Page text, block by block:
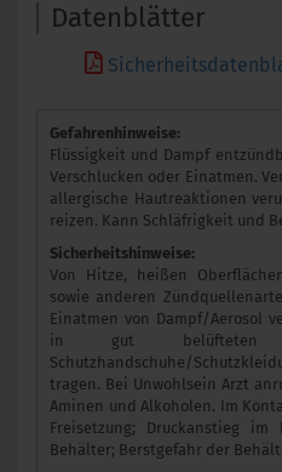
Datenblätter
Gefahrenhinweise:
Flüssigkeit und Dampf
Verschlucken oder Einatmen.
allergische Hautreaktionen
reizen. Kann Schläfrigkeit und
Sicherheitshinweise:
Von Hitze, heißen
sowie anderen
Einatmen von Dampf/Aerosol
in gut belüfteten
Schutzhandschuhe/
tragen. Bei Unwohlsein Arzt
Aminen und Alkoholen. Im
Freisetzung; Druckanstieg im
Behälter; Berstgefahr der